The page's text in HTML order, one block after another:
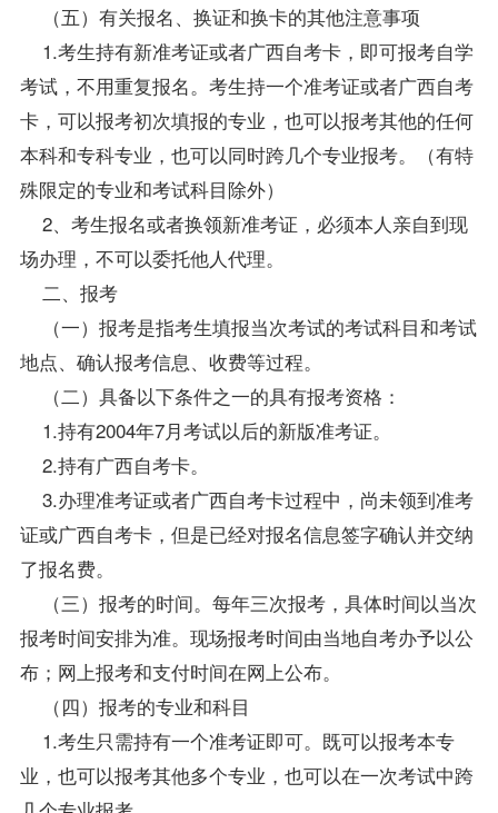
（五）有关报名、换证和换卡的其他注意事项
1.考生持有新准考证或者广西自考卡，即可报考自学
考试，不用重复报名。考生持一个准考证或者广西自考
卡，可以报考初次填报的专业，也可以报考其他的任何
本科和专科专业，也可以同时跨几个专业报考。（有特
殊限定的专业和考试科目除外）
2、考生报名或者换领新准考证，必须本人亲自到现
场办理，不可以委托他人代理。
二、报考
（一）报考是指考生填报当次考试的考试科目和考试
地点、确认报考信息、收费等过程。
（二）具备以下条件之一的具有报考资格：
1.持有2004年7月考试以后的新版准考证。
2.持有广西自考卡。
3.办理准考证或者广西自考卡过程中，尚未领到准考
证或广西自考卡，但是已经对报名信息签字确认并交纳
了报名费。
（三）报考的时间。每年三次报考，具体时间以当次
报考时间安排为准。现场报考时间由当地自考办予以公
布；网上报考和支付时间在网上公布。
（四）报考的专业和科目
1.考生只需持有一个准考证即可。既可以报考本专
业，也可以报考其他多个专业，也可以在一次考试中跨